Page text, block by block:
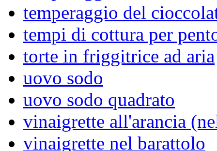
temperaggio del
tempi di cottura per
torte in friggitrice ad aria
uovo sodo
uovo sodo quadrato
vinaigrette all'arancia
vinaigrette nel barattolo